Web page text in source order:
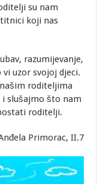
su nam
koji nas
razumijevanje,
uzor svojoj djeci.
roditeljima
slušajmo što nam
roditelji.
Primorac, II.7